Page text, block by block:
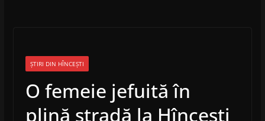
ȘTIRI DIN HÎNCEȘTI
O femeie jefuită în
plină stradă la Hîncești